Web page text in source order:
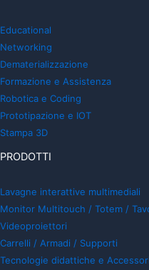
Educational
Networking
Dematerializzazione
Formazione e Assistenza
Robotica e Coding
Prototipazione e IOT
Stampa 3D
PRODOTTI
Lavagne interattive multimediali
Monitor Multitouch / Totem /
Videoproiettori
Carrelli / Armadi / Supporti
Tecnologie didattiche e Accessori